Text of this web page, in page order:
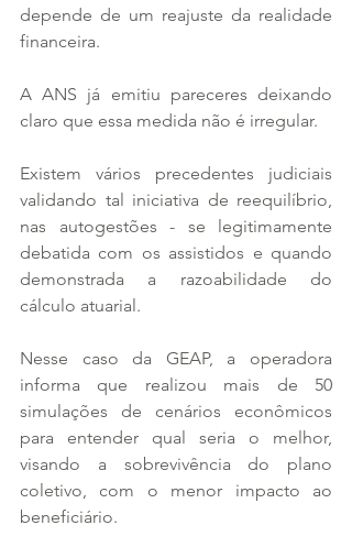
depende de um reajuste da realidade
financeira.
A ANS já emitiu pareceres deixando
claro que essa medida não é irregular.
Existem vários precedentes judiciais
validando tal iniciativa de reequilíbrio,
nas autogestões - se legitimamente
debatida com os assistidos e quando
demonstrada a razoabilidade do
cálculo atuarial.
Nesse caso da GEAP, a operadora
informa que realizou mais de 50
simulações de cenários econômicos
para entender qual seria o melhor,
visando a sobrevivência do plano
coletivo, com o menor impacto ao
beneficiário.